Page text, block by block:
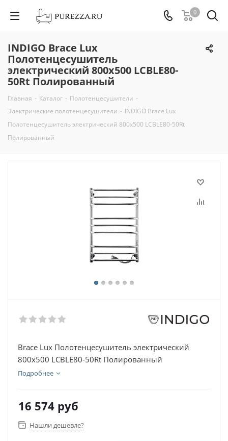
0
INDIGO Brace Lux
Полотенцесушитель
электрический 800х500 LCBLE80-
50Rt Полированный
Главная - Каталог - Полотенцесушители -
Электрические полотенцесушители - INDIGO Brace Lux
Полотенцесушитель электрический 800х500 LCBLE80-50Rt
Полированный
Brace Lux Полотенцесушитель электрический
800х500 LCBLE80-50Rt Полированный
Подробнее
16 574 руб
Нашли дешевле?